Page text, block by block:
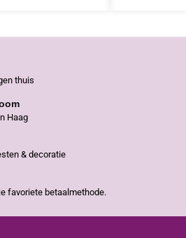
thuis
Haag
& decoratie
favoriete betaalmethode.